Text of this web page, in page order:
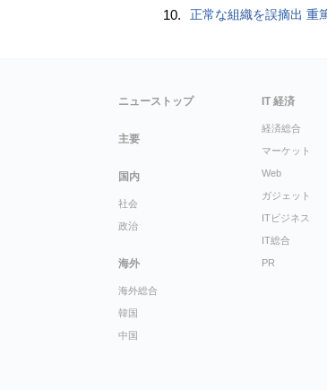
10. 正常な組織を誤摘出 重
ニューストップ
主要
国内
社会
政治
海外
海外総合
韓国
中国
IT 経済
経済総合
マーケット
Web
ガジェット
ITビジネス
IT総合
PR